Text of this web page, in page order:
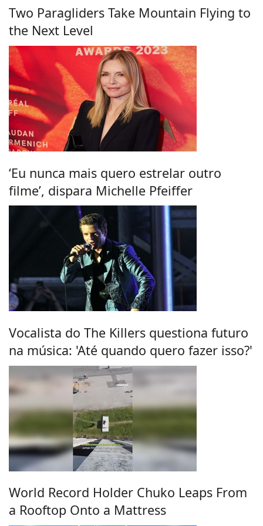
Two Paragliders Take Mountain Flying to
the Next Level
‘Eu nunca mais quero estrelar outro
filme’, dispara Michelle Pfeiffer
Vocalista do The Killers questiona futuro
na música: 'Até quando quero fazer isso?'
World Record Holder Chuko Leaps From
a Rooftop Onto a Mattress